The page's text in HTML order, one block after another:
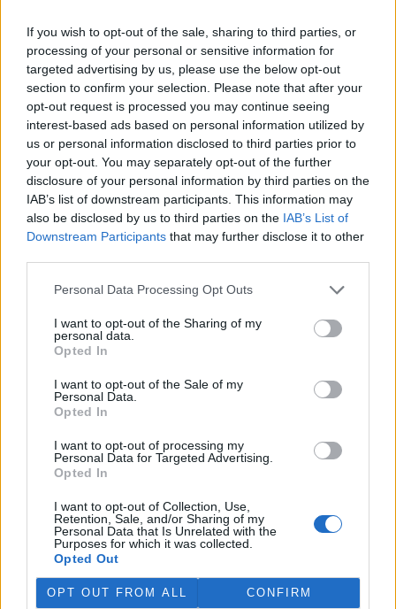
If you wish to opt-out of the sale, sharing to third parties, or
processing of your personal or sensitive information for
targeted advertising by us, please use the below opt-out
section to confirm your selection. Please note that after your
opt-out request is processed you may continue seeing
interest-based ads based on personal information utilized by
us or personal information disclosed to third parties prior to
your opt-out. You may separately opt-out of the further
disclosure of your personal information by third parties on the
IAB’s list of downstream participants. This information may
also be disclosed by us to third parties on the IAB’s List of
Downstream Participants that may further disclose it to other
Personal Data Processing Opt Outs
I want to opt-out of the Sharing of my
personal data.
Opted In
I want to opt-out of the Sale of my
Personal Data.
Opted In
I want to opt-out of processing my
Personal Data for Targeted Advertising.
Opted In
I want to opt-out of Collection, Use,
Retention, Sale, and/or Sharing of my
Personal Data that Is Unrelated with the
Purposes for which it was collected.
Opted Out
OPT OUT FROM ALL CONFIRM
Celníci odhalili gang překupníků papoušků, zajistili
stovku ptáků
5.8.2026 20:13 (ČTK)
Celníci odhalili gang
překupníků chráněných druhů
papoušků působící v několika
krajích a zajistili asi stovku
ptáků. S odchytem a
zajištěním zvířat celníkům pomohly zoo v Praze, Zlíně a Ostravě. V
ostravské zahradě také papoušci nalezli dočasné útočiště. V
tiskové zprávě nawebucelníků to oznámila mluvčí Celní správy ČR
Martina Kaňková. Případem se zabývá policie.
pronásledovali velrybáře
Islandské úřady nařídily
vyhoštění 21 aktivistů
pobřežní stráž s policií zabavily
jejich loď, která pronásledovala velrybářské plavidlo. Pasažéři lodi
patřící nadaci kanadsko-amerického ekologického aktivisty Paula
palubě nebyl. Píše o tom agentura AFP s odvoláním na islandskou
policii.
Záchranná stanice v Praze přijímá kvůli vedrům více
volně žijících zvířat
5.8.2026 17:40 | PRAHA (
teplotám pracovníci pražské